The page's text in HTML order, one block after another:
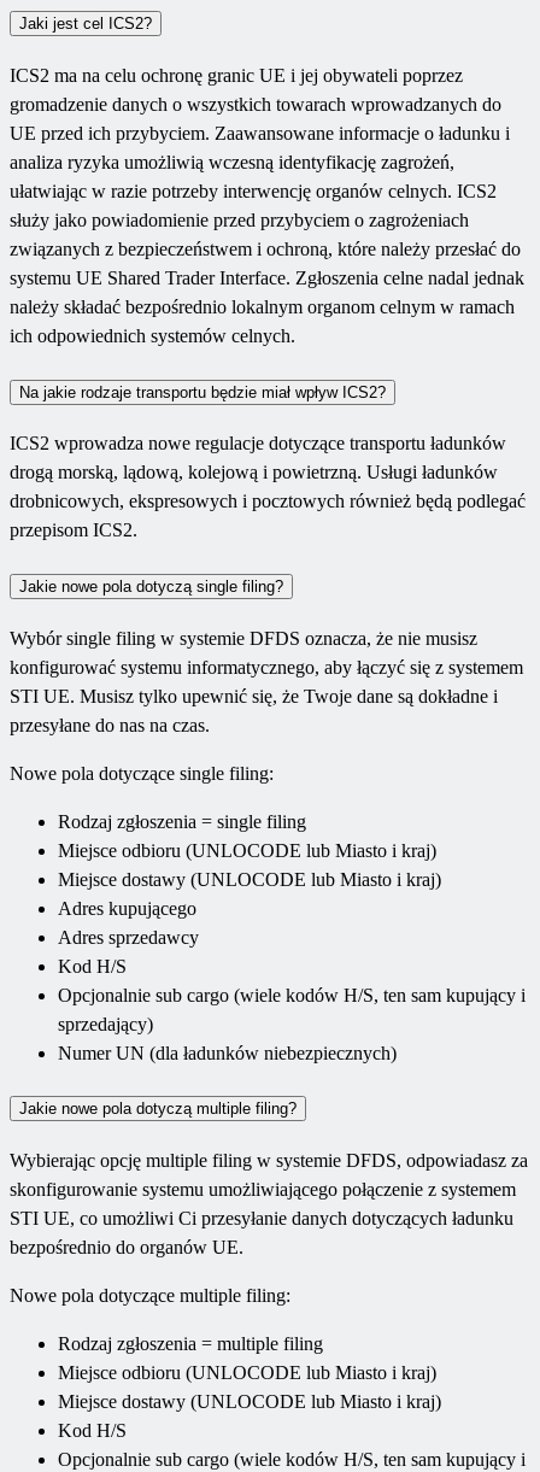
Jaki jest cel ICS2?
ICS2 ma na celu ochronę granic UE i jej obywateli poprzez
gromadzenie danych o wszystkich towarach wprowadzanych do
UE przed ich przybyciem. Zaawansowane informacje o ładunku i
analiza ryzyka umożliwią wczesną identyfikację zagrożeń,
ułatwiając w razie potrzeby interwencję organów celnych. ICS2
służy jako powiadomienie przed przybyciem o zagrożeniach
związanych z bezpieczeństwem i ochroną, które należy przesłać do
systemu UE Shared Trader Interface. Zgłoszenia celne nadal jednak
należy składać bezpośrednio lokalnym organom celnym w ramach
ich odpowiednich systemów celnych.
Na jakie rodzaje transportu będzie miał wpływ ICS2?
ICS2 wprowadza nowe regulacje dotyczące transportu ładunków
drogą morską, lądową, kolejową i powietrzną. Usługi ładunków
drobnicowych, ekspresowych i pocztowych również będą podlegać
przepisom ICS2.
Jakie nowe pola dotyczą single filing?
Wybór single filing w systemie DFDS oznacza, że nie musisz
konfigurować systemu informatycznego, aby łączyć się z systemem
STI UE. Musisz tylko upewnić się, że Twoje dane są dokładne i
przesyłane do nas na czas.
Nowe pola dotyczące single filing:
Rodzaj zgłoszenia = single filing
Miejsce odbioru (UNLOCODE lub Miasto i kraj)
Miejsce dostawy (UNLOCODE lub Miasto i kraj)
Adres kupującego
Adres sprzedawcy
Kod H/S
Opcjonalnie sub cargo (wiele kodów H/S, ten sam kupujący i
sprzedający)
Numer UN (dla ładunków niebezpiecznych)
Jakie nowe pola dotyczą multiple filing?
Wybierając opcję multiple filing w systemie DFDS, odpowiadasz za
skonfigurowanie systemu umożliwiającego połączenie z systemem
STI UE, co umożliwi Ci przesyłanie danych dotyczących ładunku
bezpośrednio do organów UE.
Nowe pola dotyczące multiple filing:
Rodzaj zgłoszenia = multiple filing
Miejsce odbioru (UNLOCODE lub Miasto i kraj)
Miejsce dostawy (UNLOCODE lub Miasto i kraj)
Kod H/S
Opcjonalnie sub cargo (wiele kodów H/S, ten sam kupujący i